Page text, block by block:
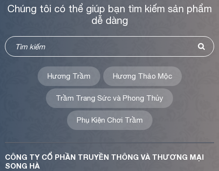
Chúng tôi có thể giúp bạn tìm kiếm sản phẩm
dễ dàng
Hương Trầm Hương Thảo Mộc
Trầm Trang Sức và Phong Thủy
Phụ Kiện Chơi Trầm
CÔNG TY CỔ PHẦN TRUYỀN THÔNG VÀ THƯƠNG MẠI
SONG HÀ